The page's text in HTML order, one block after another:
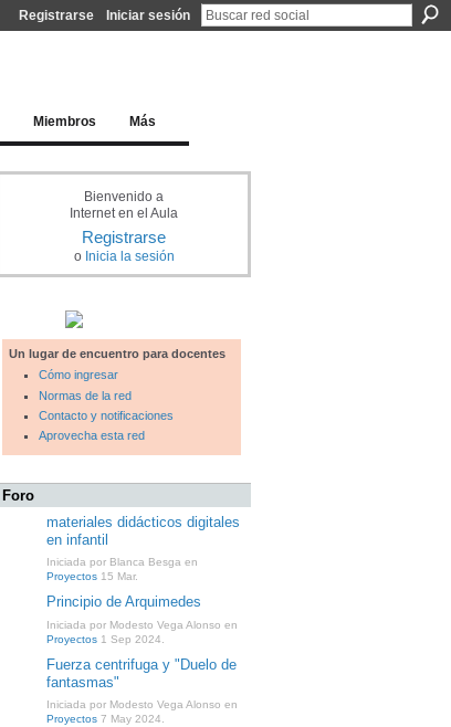
Registrarse Iniciar sesión
Miembros Más
Bienvenido a
Internet en el Aula
Registrarse
o Inicia la sesión
Un lugar de encuentro para docentes
Cómo ingresar
Normas de la red
Contacto y notificaciones
Aprovecha esta red
Foro
materiales didácticos digitales
en infantil
Iniciada por Blanca Besga en
Proyectos 15 Mar.
Principio de Arquimedes
Iniciada por Modesto Vega Alonso en
Proyectos 1 Sep 2024.
Fuerza centrifuga y "Duelo de
fantasmas"
Iniciada por Modesto Vega Alonso en
Proyectos 7 May 2024.